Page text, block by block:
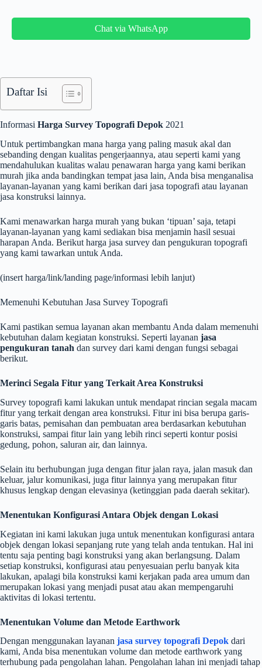
Chat via WhatsApp
Daftar Isi
Informasi Harga Survey Topografi Depok 2021
Untuk pertimbangkan mana harga yang paling masuk akal dan
sebanding dengan kualitas pengerjaannya, atau seperti kami yang
mendahulukan kualitas walau penawaran harga yang kami berikan
murah jika anda bandingkan tempat jasa lain, Anda bisa menganalisa
layanan-layanan yang kami berikan dari jasa topografi atau layanan
jasa konstruksi lainnya.
Kami menawarkan harga murah yang bukan ‘tipuan’ saja, tetapi
layanan-layanan yang kami sediakan bisa menjamin hasil sesuai
harapan Anda. Berikut harga jasa survey dan pengukuran topografi
yang kami tawarkan untuk Anda.
(insert harga/link/landing page/informasi lebih lanjut)
Memenuhi Kebutuhan Jasa Survey Topografi
Kami pastikan semua layanan akan membantu Anda dalam memenuhi
kebutuhan dalam kegiatan konstruksi. Seperti layanan jasa
pengukuran tanah dan survey dari kami dengan fungsi sebagai
berikut.
Merinci Segala Fitur yang Terkait Area Konstruksi
Survey topografi kami lakukan untuk mendapat rincian segala macam
fitur yang terkait dengan area konstruksi. Fitur ini bisa berupa garis-
garis batas, pemisahan dan pembuatan area berdasarkan kebutuhan
konstruksi, sampai fitur lain yang lebih rinci seperti kontur posisi
gedung, pohon, saluran air, dan lainnya.
Selain itu berhubungan juga dengan fitur jalan raya, jalan masuk dan
keluar, jalur komunikasi, juga fitur lainnya yang merupakan fitur
khusus lengkap dengan elevasinya (ketinggian pada daerah sekitar).
Menentukan Konfigurasi Antara Objek dengan Lokasi
Kegiatan ini kami lakukan juga untuk menentukan konfigurasi antara
objek dengan lokasi sepanjang rute yang telah anda tentukan. Hal ini
tentu saja penting bagi konstruksi yang akan berlangsung. Dalam
setiap konstruksi, konfigurasi atau penyesuaian perlu banyak kita
lakukan, apalagi bila konstruksi kami kerjakan pada area umum dan
merupakan lokasi yang menjadi pusat atau akan mempengaruhi
aktivitas di lokasi tertentu.
Menentukan Volume dan Metode Earthwork
Dengan menggunakan layanan jasa survey topografi Depok dari
kami, Anda bisa menentukan volume dan metode earthwork yang
terhubung pada pengolahan lahan. Pengolahan lahan ini menjadi tahap